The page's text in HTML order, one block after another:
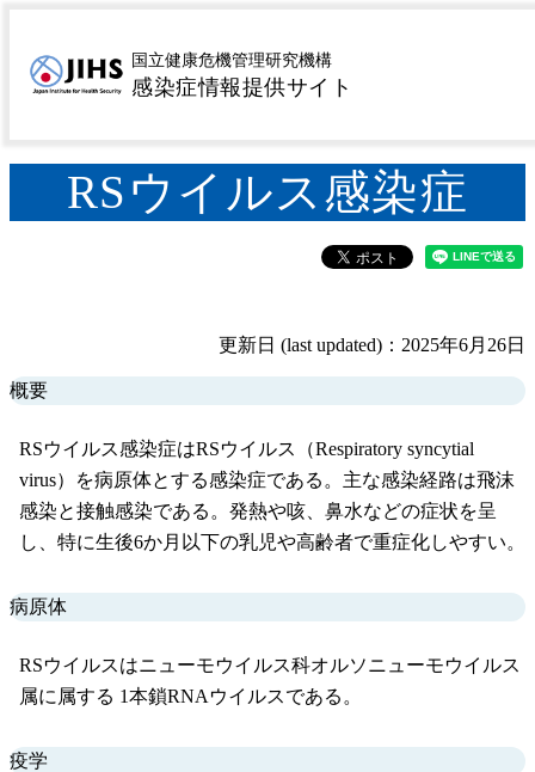
国立健康危機管理研究機構
感染症情報提供サイト
トップページ>感染症を探す>疾患名から探す
RSウイルス感染症
RSウイルス感染症
更新日 (last updated)：2025年6月26日
概要
RSウイルス感染症はRSウイルス（Respiratory syncytial
virus）を病原体とする感染症である。主な感染経路は飛沫
感染と接触感染である。発熱や咳、鼻水などの症状を呈
し、特に生後6か月以下の乳児や高齢者で重症化しやすい。
病原体
RSウイルスはニューモウイルス科オルソニューモウイルス
属に属する 1本鎖RNAウイルスである。
疫学